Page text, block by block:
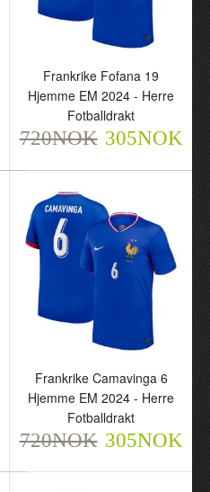
Frankrike Kolo Muani 12
Hjemme EM 2024 - Herre
Fotballdrakt
720NOK 305NOK
Frankrike Fofana 19
Hjemme EM 2024 - Herre
720NOK 305NOK
Frankrike Fofana 19
Hjemme EM 2024 - Herre
Fotballdrakt
720NOK 305NOK
Frankrike Camavinga 6
Hjemme EM 2024 - Herre
Fotballdrakt
720NOK 305NOK